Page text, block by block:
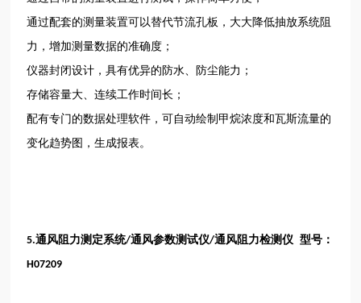
通过配套的测量装置可以替代节流孔板，大大降低抽放系统阻
力，增加测量数据的准确度；
仪器封闭设计，具有优异的防水、防尘能力；
存储容量大、连续工作时间长；
配有专门的数据处理软件，可自动绘制甲烷浓度和瓦斯流量的
变化趋势图，生成报表。
5.通风阻力测定系统/通风参数测试仪/通风阻力检测仪 型号：
H07209